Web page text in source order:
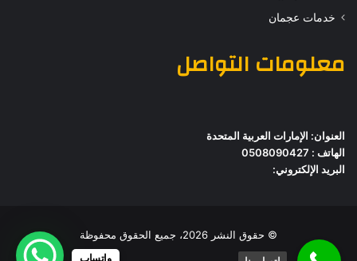
خدمات عجمان
معلومات التواصل
العنوان: الإمارات العربية المتحدة
الهاتف : 0508090427
البريد الإلكتروني:
© حقوق النشر 2026، جميع الحقوق محفوظة
واتساب